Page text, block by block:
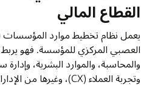
القطاع المالي
العصبي المركزي للمؤسسة. فهو يربط
وتجربة العملاء (CX)، وغيرها من الإدارات ضمن نظام موحد واحد.